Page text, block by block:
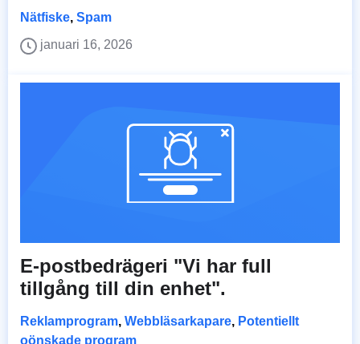
Nätfiske, Spam
januari 16, 2026
E-postbedrägeri "Vi har full
tillgång till din enhet".
Reklamprogram, Webbläsarkapare, Potentiellt
oönskade program